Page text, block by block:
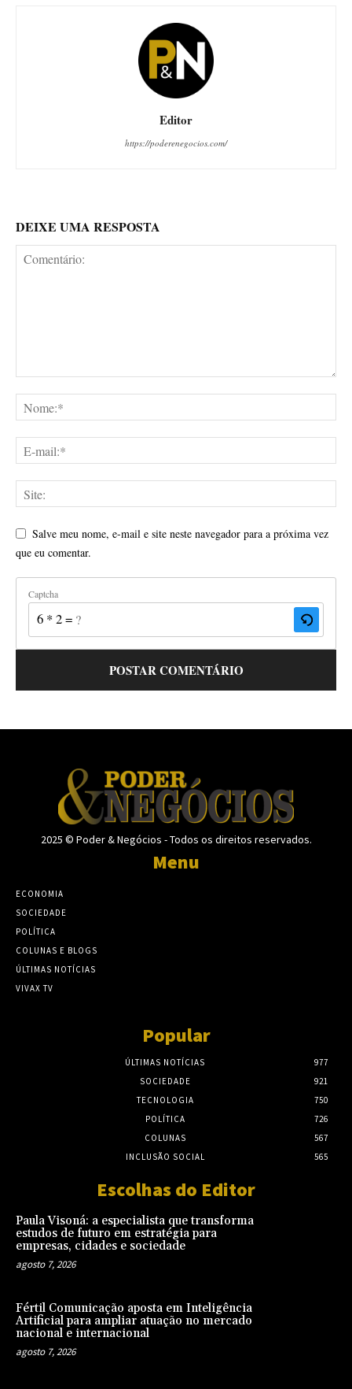
Editor
https://poderenegocios.com/
DEIXE UMA RESPOSTA
Salve meu nome, e-mail e site neste navegador para a próxima vez
que eu comentar.
Captcha
6 * 2 = ?
2025 © Poder & Negócios - Todos os direitos reservados.
Menu
ECONOMIA
SOCIEDADE
POLÍTICA
COLUNAS E BLOGS
ÚLTIMAS NOTÍCIAS
VIVAX TV
Popular
ÚLTIMAS NOTÍCIAS
977
SOCIEDADE
921
TECNOLOGIA
750
POLÍTICA
726
COLUNAS
567
INCLUSÃO SOCIAL
565
Escolhas do Editor
Paula Visoná: a especialista que transforma
estudos de futuro em estratégia para
empresas, cidades e sociedade
agosto 7, 2026
Fértil Comunicação aposta em Inteligência
Artificial para ampliar atuação no mercado
nacional e internacional
agosto 7, 2026